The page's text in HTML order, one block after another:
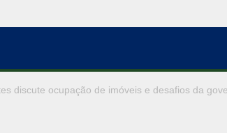
discute ocupação de imóveis e desafios da